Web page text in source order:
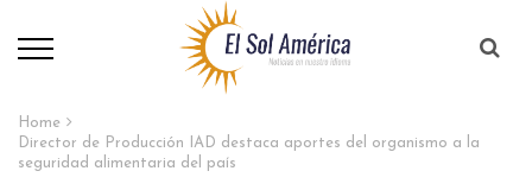
Home
Director de Producción IAD destaca aportes del organismo a la
seguridad alimentaria del país